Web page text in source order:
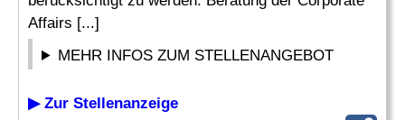
Affairs [...]
MEHR INFOS ZUM STELLENANGEBOT
▶ Zur Stellenanzeige